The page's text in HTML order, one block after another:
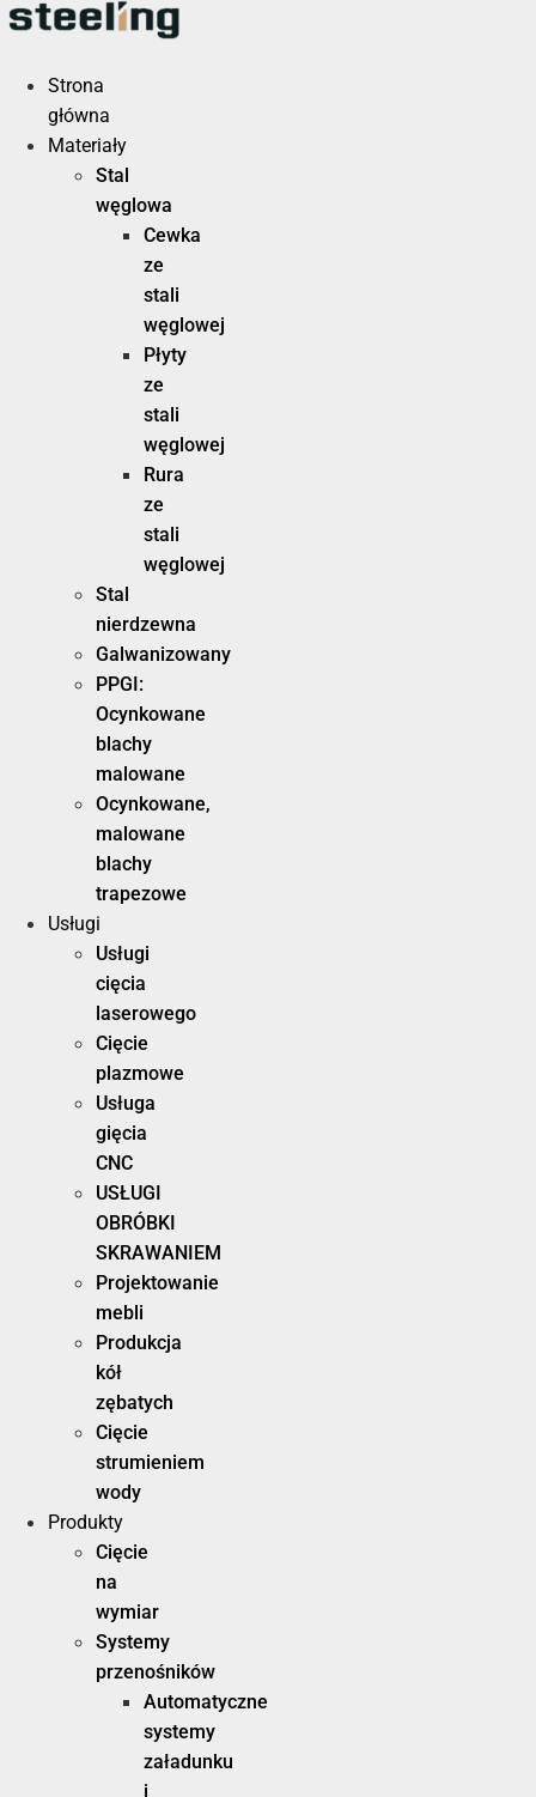
Przejdź
Strona
główna
Materiały
Stal
węglowa
Cewka
ze
stali
węglowej
Płyty
ze
stali
węglowej
Rura
ze
stali
węglowej
Stal
nierdzewna
Galwanizowany
PPGI:
Ocynkowane
blachy
malowane
Ocynkowane,
malowane
blachy
trapezowe
Usługi
Usługi
cięcia
laserowego
Cięcie
plazmowe
Usługa
gięcia
CNC
USŁUGI
OBRÓBKI
SKRAWANIEM
Projektowanie
mebli
Produkcja
kół
zębatych
Cięcie
strumieniem
wody
Produkty
Cięcie
na
wymiar
Systemy
przenośników
Automatyczne
systemy
załadunku
i